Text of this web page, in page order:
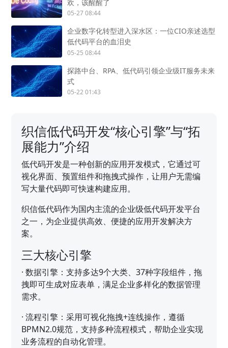
欢，该醒醒了
05-27 08:44
企业数字化转型进入深水区：一位CIO亲述选型
低代码平台的血泪史
05-25 08:44
探路中台、RPA、低代码引领企业级IT服务未来
式
05-22 01:43
织信低代码开发“核心引擎”与“拓
展能力”介绍
低代码开发是一种创新的应用开发模式，它通过可
视化界面、预置组件和拖拽式操作，让用户无需编
写大量代码即可快速构建应用。
织信低代码作为国内主流的企业级低代码开发平台
之一，为企业提供高效、便捷的应用开发解决方
案。
三大核心引擎
·数据引擎：支持多达9个大类、37种字段组件，拖
拽即可生成对应表单，满足企业多样化的数据管理
需求。
·流程引擎：采用可视化拖拽+连线操作，遵循
BPMN2.0规范，支持多种流程模式，帮助企业实现
业务流程的自动化管理。